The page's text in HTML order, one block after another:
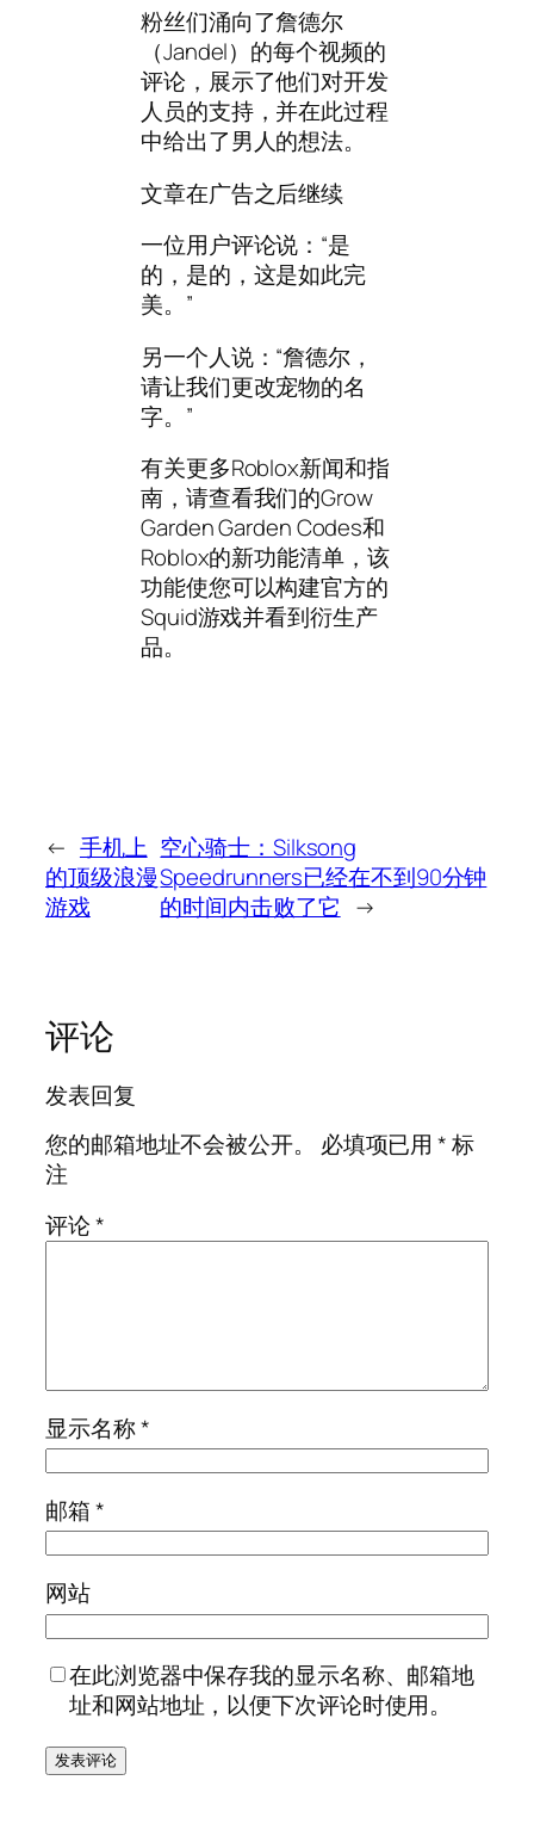
粉丝们涌向了詹德尔
（Jandel）的每个视频的
评论，展示了他们对开发
人员的支持，并在此过程
中给出了男人的想法。
文章在广告之后继续
一位用户评论说：“是
的，是的，这是如此完
美。”
另一个人说：“詹德尔，
请让我们更改宠物的名
字。”
有关更多Roblox新闻和指
南，请查看我们的Grow
Garden Garden Codes和
Roblox的新功能清单，该
功能使您可以构建官方的
Squid游戏并看到衍生产
品。
← 手机上
的顶级浪漫
游戏
空心骑士：Silksong
Speedrunners已经在不到90分钟
的时间内击败了它 →
评论
发表回复
您的邮箱地址不会被公开。
必填项已用*标
注
评论*
显示名称*
邮箱*
网站
在此浏览器中保存我的显示名称、邮箱地
址和网站地址，以便下次评论时使用。